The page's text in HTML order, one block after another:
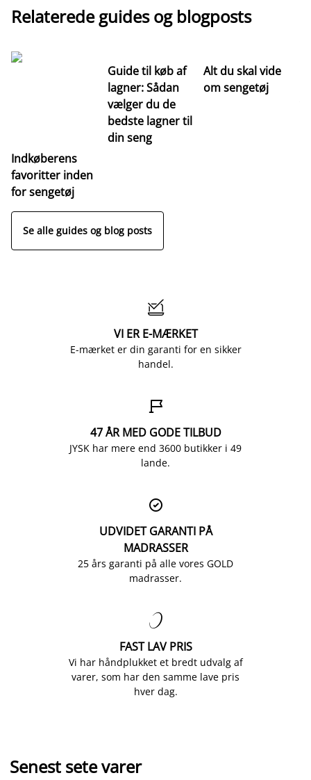
Relaterede guides og blogposts
Indkøberens
favoritter inden
for sengetøj
Guide til køb af
lagner: Sådan
vælger du de
bedste lagner til
din seng
Alt du skal vide
om sengetøj
Se alle guides og blog posts

VI ER E-MÆRKET
E-mærket er din garanti for en sikker
handel.

47 ÅR MED GODE TILBUD
JYSK har mere end 3600 butikker i 49
lande.

UDVIDET GARANTI PÅ
MADRASSER
25 års garanti på alle vores GOLD
madrasser.

FAST LAV PRIS
Vi har håndplukket et bredt udvalg af
varer, som har den samme lave pris
hver dag.
Senest sete varer